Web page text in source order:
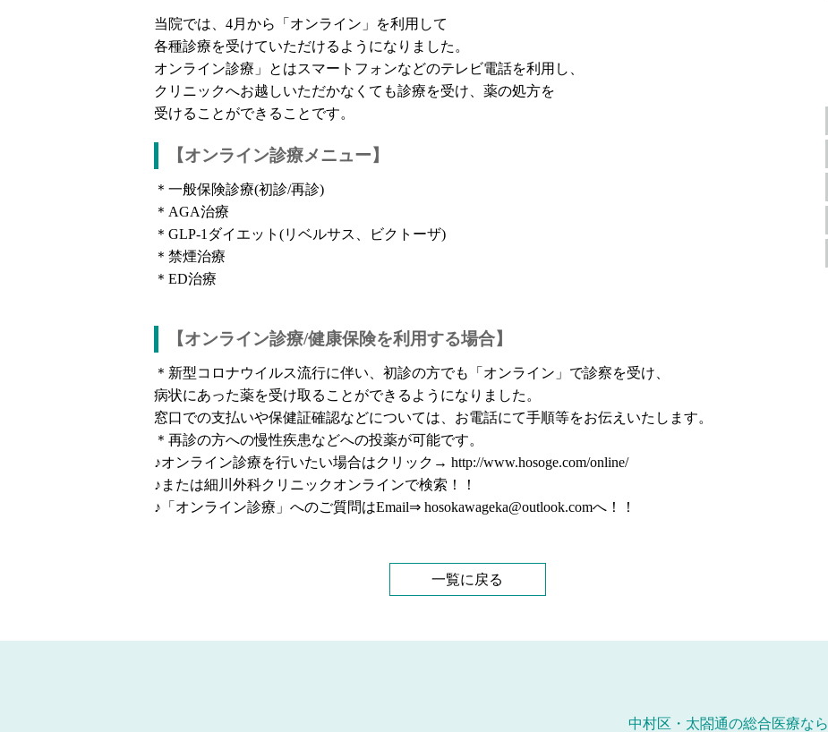
当院では、4月から「オンライン」を利用して
各種診療を受けていただけるようになりました。
オンライン診療」とはスマートフォンなどのテレビ電話を利用し、
クリニックへお越しいただかなくても診療を受け、薬の処方を
受けることができることです。
【オンライン診療メニュー】
＊一般保険診療(初診/再診)
＊AGA治療
＊GLP-1ダイエット(リベルサス、ビクトーザ)
＊禁煙治療
＊ED治療
【オンライン診療/健康保険を利用する場合】
＊新型コロナウイルス流行に伴い、初診の方でも「オンライン」で診察を受け、
病状にあった薬を受け取ることができるようになりました。
窓口での支払いや保健証確認などについては、お電話にて手順等をお伝えいたします。
＊再診の方への慢性疾患などへの投薬が可能です。
♪オンライン診療を行いたい場合はクリック→ http://www.hosoge.com/online/
♪または細川外科クリニックオンラインで検索！！
♪「オンライン診療」へのご質問はEmail⇒ hosokawageka@outlook.comへ！！
一覧に戻る
中村区・太閤通の総合医療なら